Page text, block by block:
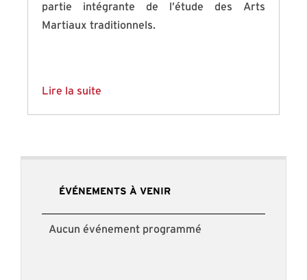
partie intégrante de l’étude des Arts
Martiaux traditionnels.
Lire la suite
ÉVÉNEMENTS À VENIR
Aucun événement programmé